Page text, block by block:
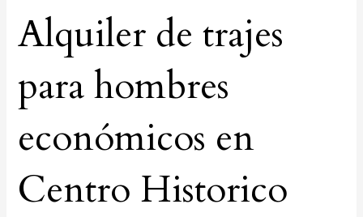
Alquiler de trajes
para hombres
económicos en
Centro Historico